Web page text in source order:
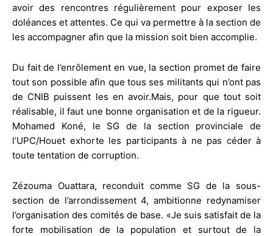
avoir des rencontres régulièrement pour exposer les
doléances et attentes. Ce qui va permettre à la section de
les accompagner afin que la mission soit bien accomplie.
Du fait de l’enrôlement en vue, la section promet de faire
tout son possible afin que tous ses militants qui n’ont pas
de CNIB puissent les en avoir.Mais, pour que tout soit
réalisable, il faut une bonne organisation et de la rigueur.
Mohamed Koné, le SG de la section provinciale de
l’UPC/Houet exhorte les participants à ne pas céder à
toute tentation de corruption.
Zézouma Ouattara, reconduit comme SG de la sous-
section de l’arrondissement 4, ambitionne redynamiser
l’organisation des comités de base. «Je suis satisfait de la
forte mobilisation de la population et surtout de la